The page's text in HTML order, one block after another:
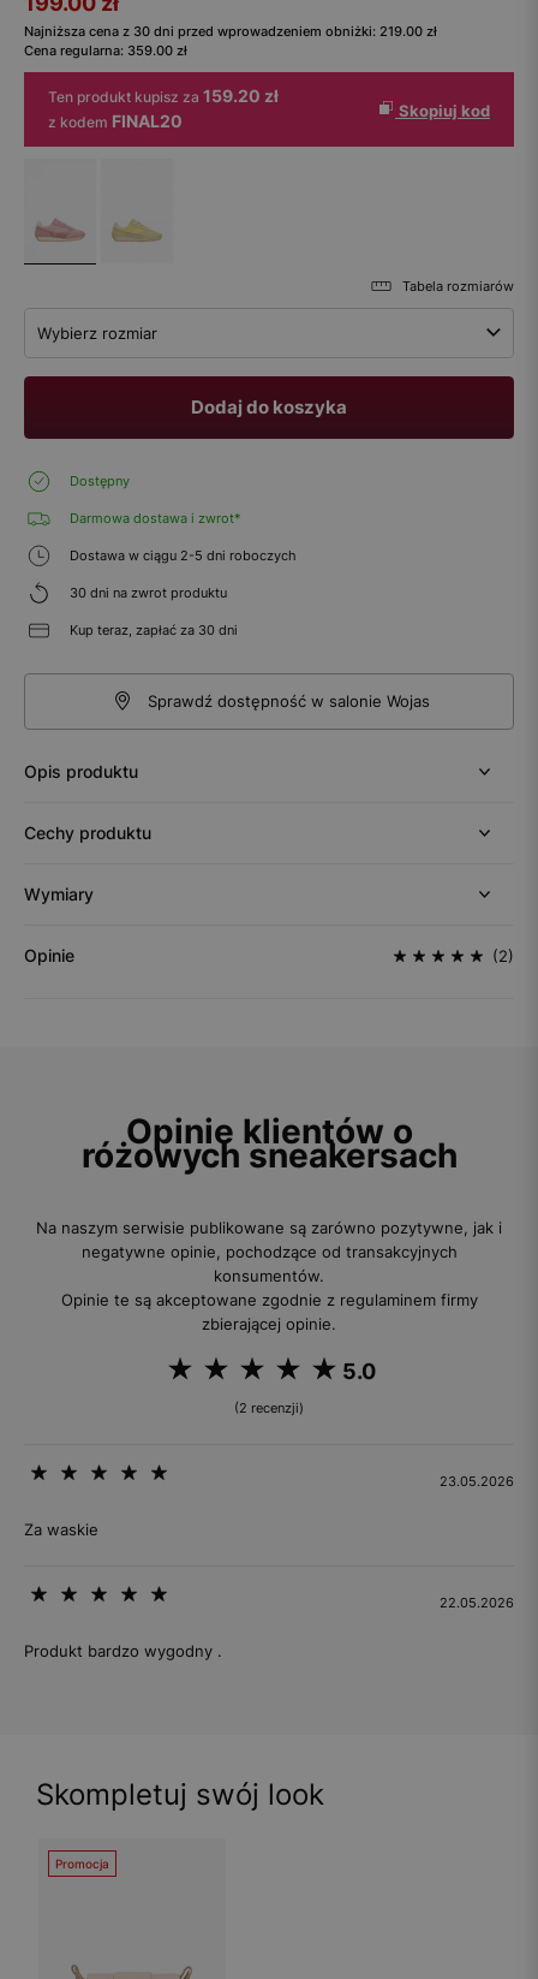
Najniższa cena z 30 dni przed wprowadzeniem obniżki: 219.00 zł
Cena regularna: 359.00 zł
Ten produkt kupisz za 159.20 zł
z kodem FINAL20 Skopiuj kod
Tabela rozmiarów
Wybierz rozmiar
Dodaj do koszyka
Dostępny
Darmowa dostawa i zwrot*
Dostawa w ciągu 2-5 dni roboczych
30 dni na zwrot produktu
Kup teraz, zapłać za 30 dni
Sprawdź dostępność w salonie Wojas
Opis produktu
Cechy produktu
Wymiary
Opinie (2)
Opinie klientów o
różowych sneakersach
Na naszym serwisie publikowane są zarówno pozytywne, jak i
negatywne opinie, pochodzące od transakcyjnych
konsumentów.
Opinie te są akceptowane zgodnie z regulaminem firmy
zbierającej opinie.
5.0
(2 recenzji)
23.05.2026
Za waskie
22.05.2026
Produkt bardzo wygodny .
Skompletuj swój look
Promocja